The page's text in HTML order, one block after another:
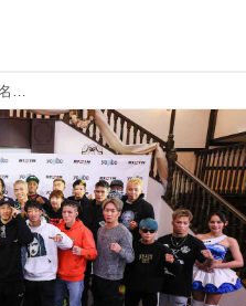
バンタム級準決勝出場者4名を含む、全選手が計量クリア！Yogibo presents RIZIN.33 公開計量結果